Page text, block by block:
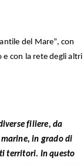
del Mare”, con
e con la rete degli altri
filiere, da
in grado di
territori. In questo